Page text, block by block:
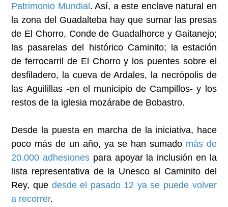
Patrimonio Mundial. Así, a este enclave natural en
la zona del Guadalteba hay que sumar las presas
de El Chorro, Conde de Guadalhorce y Gaitanejo;
las pasarelas del histórico Caminito; la estación
de ferrocarril de El Chorro y los puentes sobre el
desfiladero, la cueva de Ardales, la necrópolis de
las Aguilillas -en el municipio de Campillos- y los
restos de la iglesia mozárabe de Bobastro.
Desde la puesta en marcha de la iniciativa, hace
poco más de un año, ya se han sumado más de
20.000 adhesiones para apoyar la inclusión en la
lista representativa de la Unesco al Caminito del
Rey, que desde el pasado 12 ya se puede volver
a recorrer.